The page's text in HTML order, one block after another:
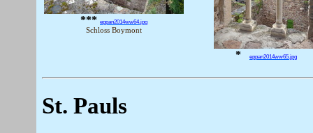
*** eppan2014ww64.jpg
Schloss Boymont
* eppan2014ww65.jpg
St. Pauls